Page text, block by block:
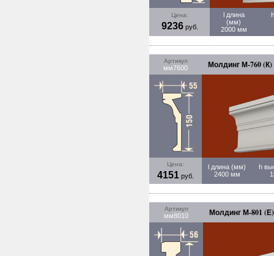
Цена:
9236руб.
l длина
(мм)
2000 мм
Артикул
мм7600 Молдинг М-760 (К)
Цена:
4151 руб.
l длина (мм)
2400 мм
h
Артикул
мм8010 Молдинг М-801 (Е)